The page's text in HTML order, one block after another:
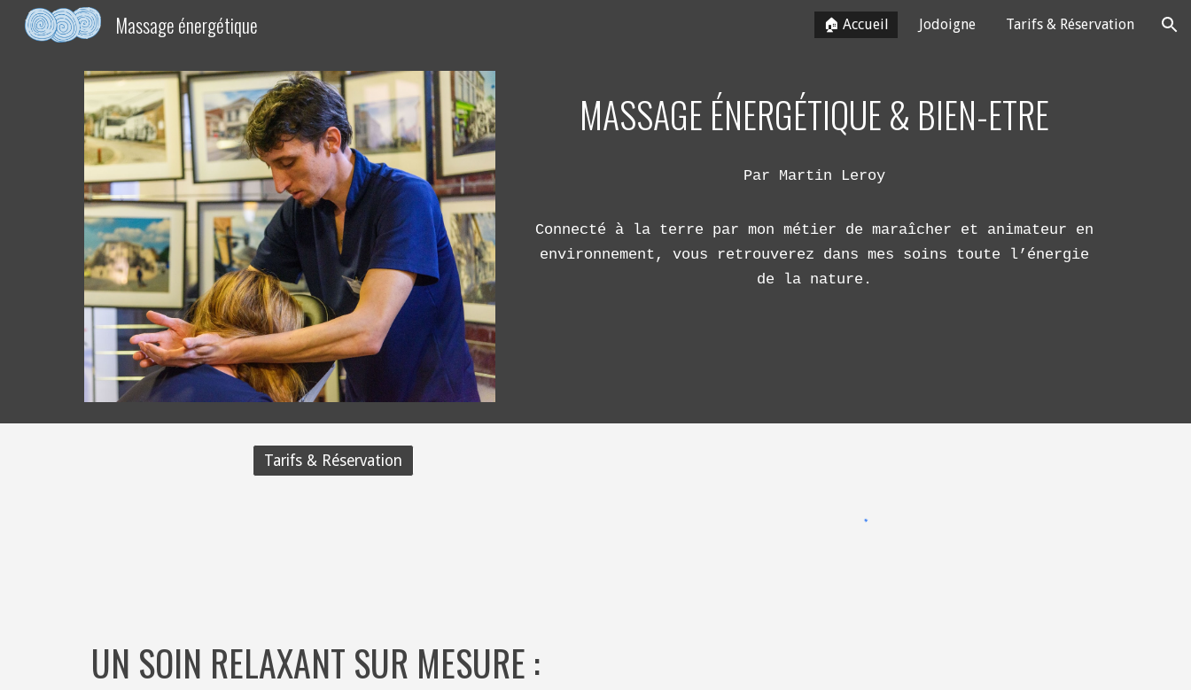
Massage énergétique 🏠 Accueil Jodoigne Tarifs & Réservation
MASSAGE ÉNERGÉTIQUE & BIEN-ETRE
Par Martin Leroy
Connecté à la terre par mon métier de maraîcher et animateur en
environnement, vous retrouverez dans mes soins toute l’énergie
de la nature.
Tarifs & Réservation
UN SOIN RELAXANT SUR MESURE :